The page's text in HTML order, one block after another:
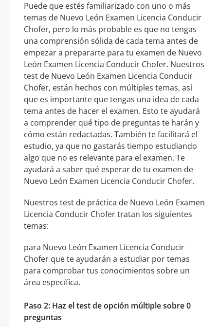
Puede que estés familiarizado con uno o más
temas de Nuevo León Examen Licencia Conducir
Chofer, pero lo más probable es que no tengas
una comprensión sólida de cada tema antes de
empezar a prepararte para tu examen de Nuevo
León Examen Licencia Conducir Chofer. Nuestros
test de Nuevo León Examen Licencia Conducir
Chofer, están hechos con múltiples temas, así
que es importante que tengas una idea de cada
tema antes de hacer el examen. Esto te ayudará
a comprender qué tipo de preguntas te harán y
cómo están redactadas. También te facilitará el
estudio, ya que no gastarás tiempo estudiando
algo que no es relevante para el examen. Te
ayudará a saber qué esperar de tu examen de
Nuevo León Examen Licencia Conducir Chofer.
Nuestros test de práctica de Nuevo León Examen
Licencia Conducir Chofer tratan los siguientes
temas:
para Nuevo León Examen Licencia Conducir
Chofer que te ayudarán a estudiar por temas
para comprobar tus conocimientos sobre un
área específica.
Paso 2: Haz el test de opción múltiple sobre 0
preguntas